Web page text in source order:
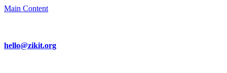
Main Content
hello@zikit.org